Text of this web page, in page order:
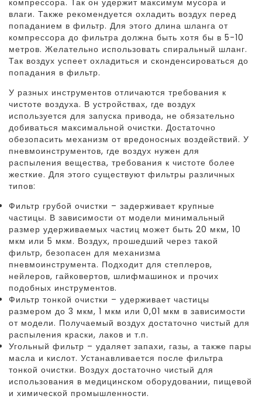
влаги. Также рекомендуется охладить воздух перед
попаданием в фильтр. Для этого длина шланга от
компрессора до фильтра должна быть хотя бы в 5-10
метров. Желательно использовать спиральный шланг.
Так воздух успеет охладиться и сконденсироваться до
попадания в фильтр.
У разных инструментов отличаются требования к
чистоте воздуха. В устройствах, где воздух
используется для запуска привода, не обязательно
добиваться максимальной очистки. Достаточно
обезопасить механизм от вредоносных воздействий. У
пневмоинструментов, где воздух нужен для
распыления вещества, требования к чистоте более
жесткие. Для этого существуют фильтры различных
типов:
Фильтр грубой очистки – задерживает крупные
частицы. В зависимости от модели минимальный
размер удерживаемых частиц может быть 20 мкм, 10
мкм или 5 мкм. Воздух, прошедший через такой
фильтр, безопасен для механизма
пневмоинструмента. Подходит для степлеров,
нейлеров, гайковертов, шлифмашинок и прочих
подобных инструментов.
Фильтр тонкой очистки – удерживает частицы
размером до 3 мкм, 1 мкм или 0,01 мкм в зависимости
от модели. Получаемый воздух достаточно чистый для
распыления краски, лаков и т.п.
Угольный фильтр – удаляет запахи, газы, а также пары
масла и кислот. Устанавливается после фильтра
тонкой очистки. Воздух достаточно чистый для
использования в медицинском оборудовании, пищевой
и химической промышленности.